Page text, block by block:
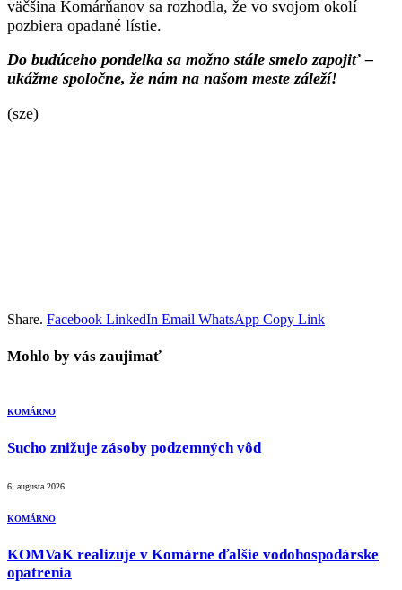
väčšina Komárňanov sa rozhodla, že vo svojom okolí
pozbiera opadané lístie.
Do budúceho pondelka sa možno stále smelo zapojiť –
ukážme spoločne, že nám na našom meste záleží!
(sze)
Share. Facebook LinkedIn Email WhatsApp Copy Link
Mohlo by vás zaujimať
KOMÁRNO
Sucho znižuje zásoby podzemných vôd
6. augusta 2026
KOMÁRNO
KOMVaK realizuje v Komárne ďalšie vodohospodárske
opatrenia